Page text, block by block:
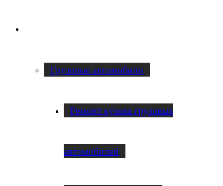
Грузовые автомобили
Ремонт кузова грузовых
автомобилей